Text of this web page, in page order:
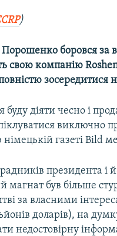
)
боровся за
свою компанію
зосередитися
діяти чесно і
виключно
німецькій газеті Bild
президента
магнат був більше
за власними
доларів), на
недостовірну